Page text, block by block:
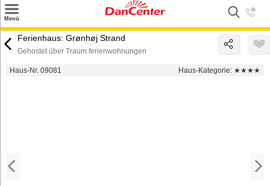
Menü
Suchen
Ferienhaus: Grønhøj Strand
Gehostet über Traum ferienwohnungen
Haus-Nr. 09081 Haus-Kategorie: ★★★★